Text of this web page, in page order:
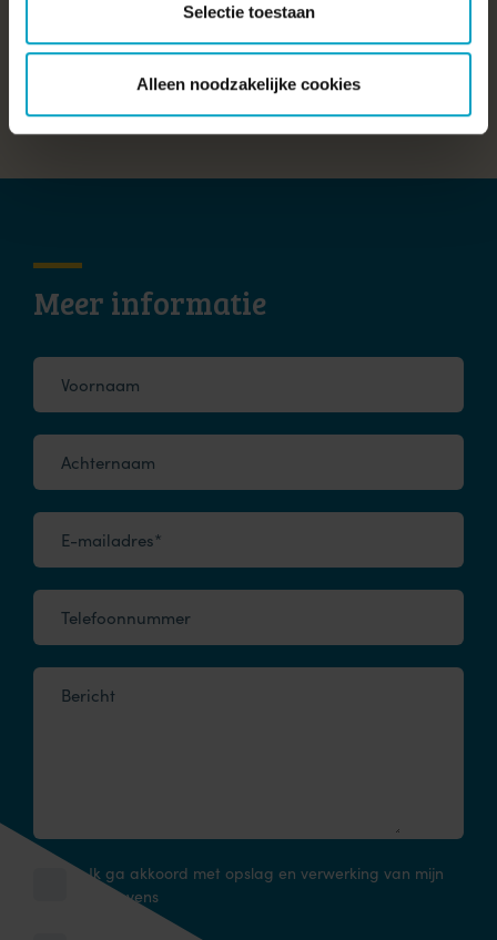
Selectie toestaan
Alleen noodzakelijke cookies
gebouwen zonder woonbestemming. Denk aan kantoren,
scholen, fabrieken, bedrijfspanden, winkels en
zorginstellingen.
Meer informatie
Voornaam
Achternaam
E-mailadres*
Telefoonnummer
Bericht
Ik ga akkoord met opslag en verwerking van mijn
gegevens